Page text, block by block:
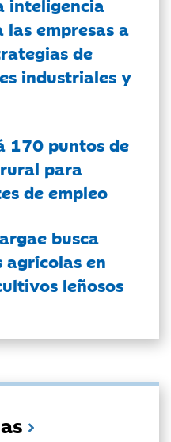
empresas a
de
industriales y
170 puntos de
para
de empleo
busca
en
leñosos